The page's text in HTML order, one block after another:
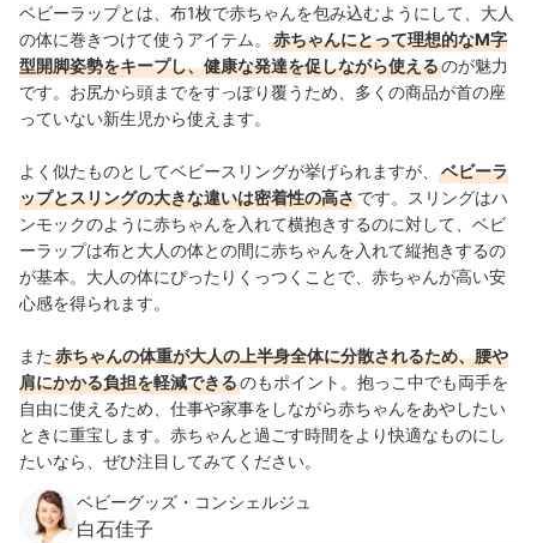
ベビーラップとは、布1枚で赤ちゃんを包み込むようにして、大人
の体に巻きつけて使うアイテム。
赤ちゃんにとって理想的なM字
型開脚姿勢をキープし、健康な発達を促しながら使えるのが魅力
です。お尻から頭までをすっぽり覆うため、多くの商品が首の座
っていない新生児から使えます。
よく似たものとしてベビースリングが挙げられますが、
ベビーラ
ップとスリングの大きな違いは密着性の高さです。スリングはハ
ンモックのように赤ちゃんを入れて横抱きするのに対して、ベビ
ーラップは布と大人の体との間に赤ちゃんを入れて縦抱きするの
が基本。大人の体にぴったりくっつくことで、赤ちゃんが高い安
心感を得られます。
また 赤ちゃんの体重が大人の上半身全体に分散されるため、腰や
肩にかかる負担を軽減できるのもポイント。抱っこ中でも両手を
自由に使えるため、仕事や家事をしながら赤ちゃんをあやしたい
ときに重宝します。赤ちゃんと過ごす時間をより快適なものにし
たいなら、ぜひ注目してみてください。
ベビーグッズ・コンシェルジュ
白石佳子